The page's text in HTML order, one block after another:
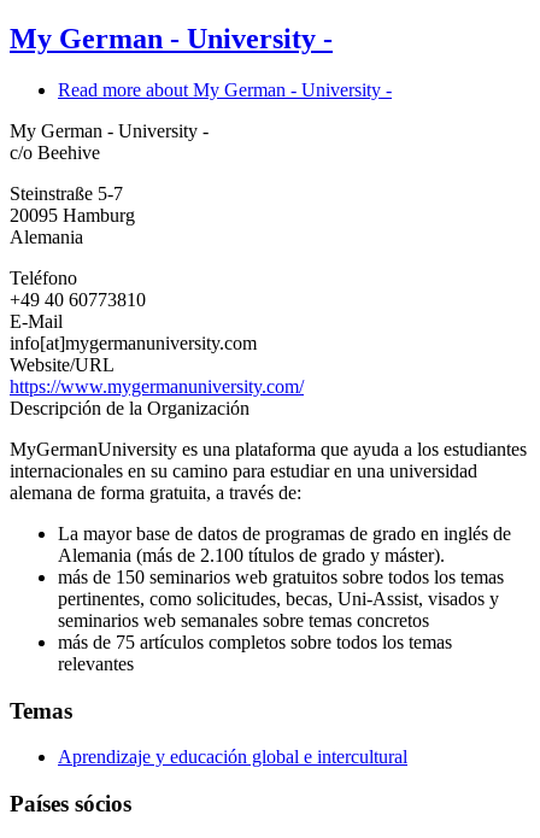
My German - University -
Read more about My German - University -
My German - University -
c/o Beehive
Steinstraße 5-7
20095 Hamburg
Alemania
Teléfono
+49 40 60773810
E-Mail
info[at]mygermanuniversity.com
Website/URL
https://www.mygermanuniversity.com/
Descripción de la Organización
MyGermanUniversity es una plataforma que ayuda a los estudiantes
internacionales en su camino para estudiar en una universidad
alemana de forma gratuita, a través de:
La mayor base de datos de programas de grado en inglés de
Alemania (más de 2.100 títulos de grado y máster).
más de 150 seminarios web gratuitos sobre todos los temas
pertinentes, como solicitudes, becas, Uni-Assist, visados y
seminarios web semanales sobre temas concretos
más de 75 artículos completos sobre todos los temas
relevantes
Temas
Aprendizaje y educación global e intercultural
Países sócios